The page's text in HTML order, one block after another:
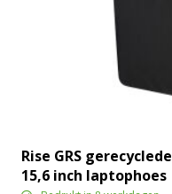
Rise GRS gerecyclede
15,6 inch laptophoes